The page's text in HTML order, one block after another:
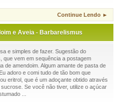
Continue Lendo ►
e Aveia - Barbarelismus
e simples de fazer. Sugestão do
que vem em sequência a postagem
de amendoim. Algum amante de pasta de
adoro e comi tudo de tão bom que
eritrol, que é um adoçante obtido através
Se você não tiver, utilize o açúcar
...